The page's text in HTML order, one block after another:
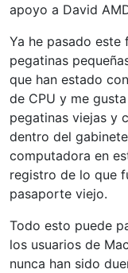
apoyo a David
Ya he pasado
pegatinas
que han estado
de CPU y me
pegatinas viejas y
dentro del
computadora en
registro de lo que
pasaporte viejo.
Todo esto puede
los usuarios de
nunca han sido